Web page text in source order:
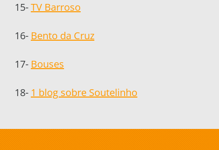
15-TV Barroso
16- Bento da Cruz
17- Bouses
18- 1 blog sobre Soutelinho